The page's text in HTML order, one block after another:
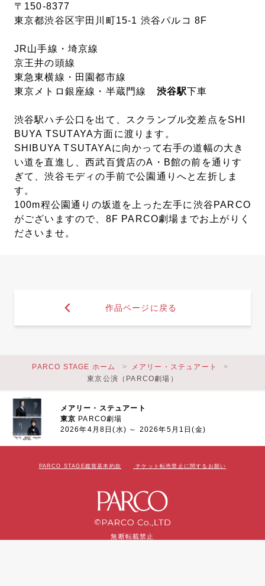
〒150-8377
東京都渋谷区宇田川町15-1 渋谷パルコ 8F
JR山手線・埼京線
京王井の頭線
東急東横線・田園都市線
東京メトロ銀座線・半蔵門線 渋谷駅下車
渋谷駅ハチ公口を出て、スクランブル交差点をSHI
BUYA TSUTAYA方面に渡ります。
SHIBUYA TSUTAYAに向かって右手の道幅の大き
い道を直進し、西武百貨店のA・B館の前を通りす
ぎて、渋谷モディの手前で公園通りへと左折しま
す。
100m程公園通りの坂道を上った左手に渋谷PARCO
がございますので、8F PARCO劇場までお上がりく
ださいませ。
作品ページに戻る
メアリー・ステュアート
東京 PARCO劇場
2026年4月8日(水) ～ 2026年5月1日(金)
PARCO STAGE ホーム
メアリー・ステュアート
東京公演（PARCO劇場）
PARCO STAGE鑑賞基本約款 チケット転売禁止に関するお願い
無断転載禁止